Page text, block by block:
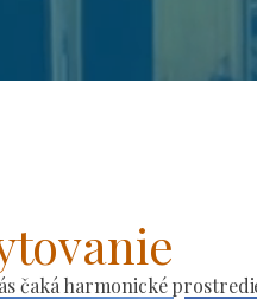
čaká harmonické